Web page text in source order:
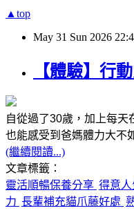
▲top
May 31 Sun 2026
【體驗】行
自從過了30歲，加上每天
也能感受到 爸媽體力大不
(繼續閱讀...)
文章標籤：
靈活順暢保養分享 得意
力 長輩補充貓爪藤好處